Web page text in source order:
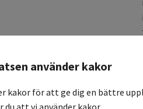
16.
använder kakor
kakor för att ge dig en bättre